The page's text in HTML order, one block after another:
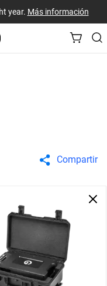
year. Más información
Compartir